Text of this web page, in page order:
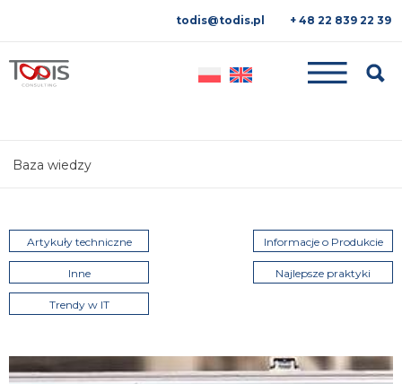
todis@todis.pl + 48 22 839 22 39
Baza wiedzy
Artykuły techniczne Informacje o Produkcie
Inne Najlepsze praktyki
Trendy w IT